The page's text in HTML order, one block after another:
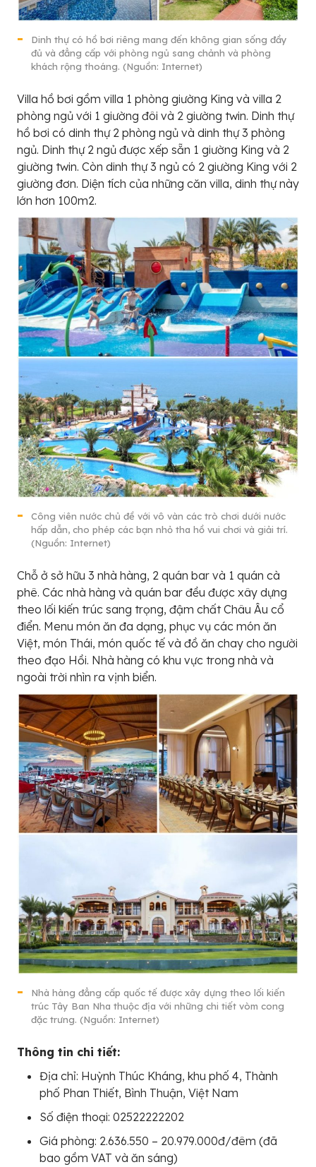
Dinh thự có hồ bơi riêng mang đến không gian sống đầy
đủ và đẳng cấp với phòng ngủ sang chảnh và phòng
khách rộng thoáng. (Nguồn: Internet)
Villa hồ bơi gồm villa 1 phòng giường King và villa 2
phòng ngủ với 1 giường đôi và 2 giường twin. Dinh thự
hồ bơi có dinh thự 2 phòng ngủ và dinh thự 3 phòng
ngủ. Dinh thự 2 ngủ được xếp sẵn 1 giường King và 2
giường twin. Còn dinh thự 3 ngủ có 2 giường King với 2
giường đơn. Diện tích của những căn villa, dinh thự này
lớn hơn 100m2.
Công viên nước chủ đề với vô vàn các trò chơi dưới nước
hấp dẫn, cho phép các bạn nhỏ tha hồ vui chơi và giải trí.
(Nguồn: Internet)
Chỗ ở sở hữu 3 nhà hàng, 2 quán bar và 1 quán cà
phê. Các nhà hàng và quán bar đều được xây dựng
theo lối kiến trúc sang trọng, đậm chất Châu Âu cổ
điển. Menu món ăn đa dạng, phục vụ các món ăn
Việt, món Thái, món quốc tế và đồ ăn chay cho người
theo đạo Hồi. Nhà hàng có khu vực trong nhà và
ngoài trời nhìn ra vịnh biển.
Nhà hàng đẳng cấp quốc tế được xây dựng theo lối kiến
trúc Tây Ban Nha thuộc địa với những chi tiết vòm cong
đặc trưng. (Nguồn: Internet)
Thông tin chi tiết:
Địa chỉ: Huỳnh Thúc Kháng, khu phố 4, Thành
phố Phan Thiết, Bình Thuận, Việt Nam
Số điện thoại: 02522222202
Giá phòng: 2.636.550 – 20.979.000đ/đêm (đã
bao gồm VAT và ăn sáng)